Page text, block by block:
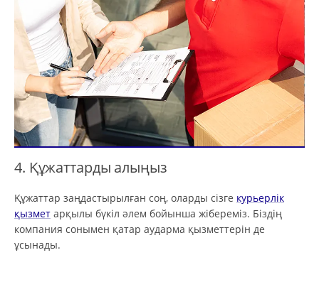
4. Құжаттарды алыңыз
Құжаттар заңдастырылған соң, оларды сізге курьерлік
қызмет арқылы бүкіл әлем бойынша жібереміз. Біздің
компания сонымен қатар аударма қызметтерін де
ұсынады.